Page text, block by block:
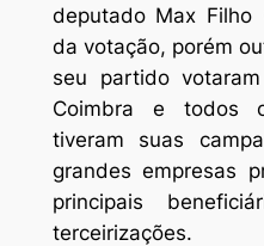
deputado Max Filho
da votação, porém
seu partido
Coimbra e todos
tiveram suas
grandes empresas
principais
terceirizações.